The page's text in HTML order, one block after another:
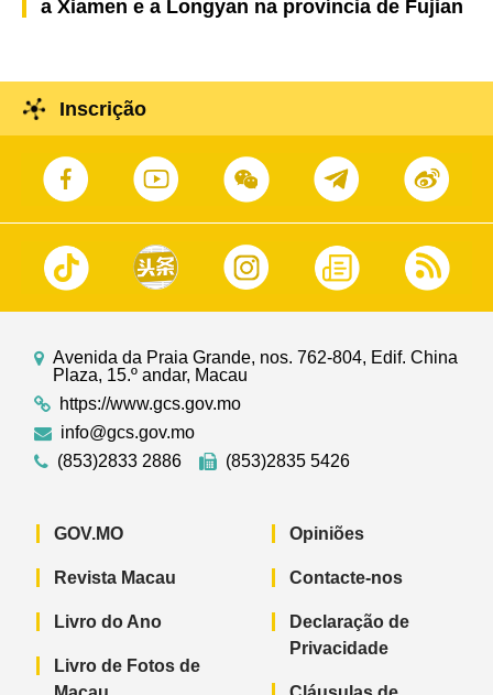
a Xiamen e a Longyan na província de Fujian
Inscrição
Avenida da Praia Grande, nos. 762-804, Edif. China
Plaza, 15.º andar, Macau
https://www.gcs.gov.mo
info@gcs.gov.mo
(853)2833 2886
(853)2835 5426
GOV.MO
Revista Macau
Livro do Ano
Livro de Fotos de
Opiniões
Contacte-nos
Declaração de
Privacidade